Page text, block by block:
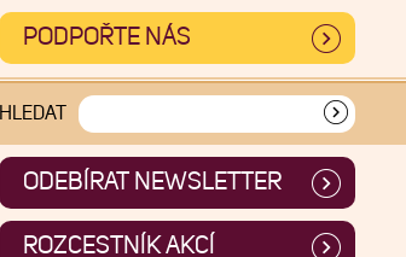
PODPOŘTE NÁS
HLEDAT
ODEBÍRAT NEWSLETTER
ROZCESTNÍK AKCÍ